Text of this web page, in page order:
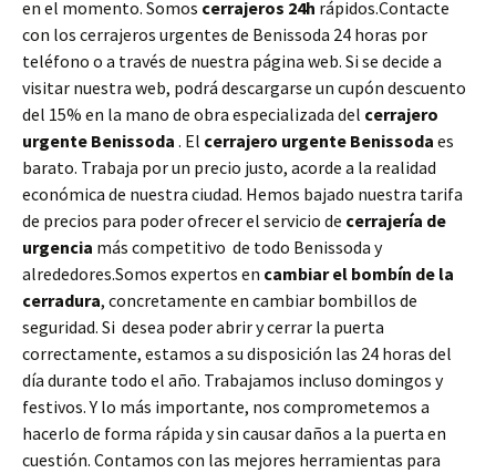
en el momento. Somos cerrajeros 24h rápidos.Contacte
con los cerrajeros urgentes de Benissoda 24 horas por
teléfono o a través de nuestra página web. Si se decide a
visitar nuestra web, podrá descargarse un cupón descuento
del 15% en la mano de obra especializada del cerrajero
urgente Benissoda . El cerrajero urgente Benissoda es
barato. Trabaja por un precio justo, acorde a la realidad
económica de nuestra ciudad. Hemos bajado nuestra tarifa
de precios para poder ofrecer el servicio de cerrajería de
urgencia más competitivo de todo Benissoda y
alrededores.Somos expertos en cambiar el bombín de la
cerradura, concretamente en cambiar bombillos de
seguridad. Si desea poder abrir y cerrar la puerta
correctamente, estamos a su disposición las 24 horas del
día durante todo el año. Trabajamos incluso domingos y
festivos. Y lo más importante, nos comprometemos a
hacerlo de forma rápida y sin causar daños a la puerta en
cuestión. Contamos con las mejores herramientas para